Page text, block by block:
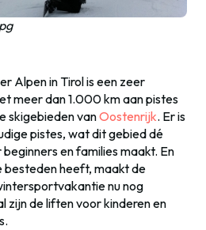
Alpen in Tirol is een zeer
meer dan 1.000 km aan pistes
skigebieden vanOostenrijk. Er is
pistes, wat dit gebied dé
en families maakt. En
besteden heeft, maakt de
nu nog
zijn de liften voor kinderen en